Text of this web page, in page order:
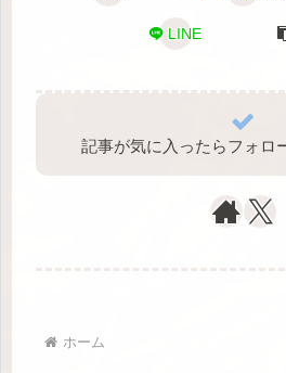
LINE
記事が気に入ったらフォロ
ホーム